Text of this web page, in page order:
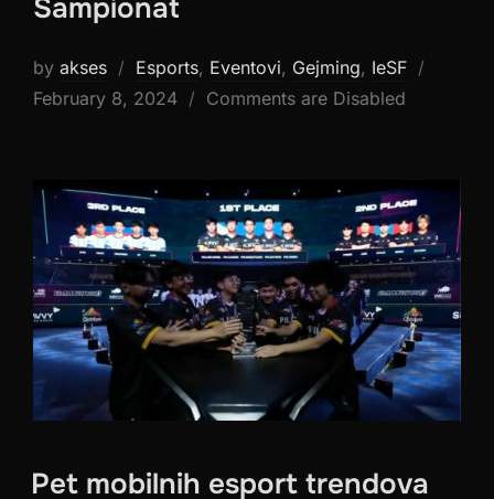
Šampionat
by akses Esports, Eventovi, Gejming, IeSF
February 8, 2024 Comments are Disabled
Pet mobilnih esport trendova